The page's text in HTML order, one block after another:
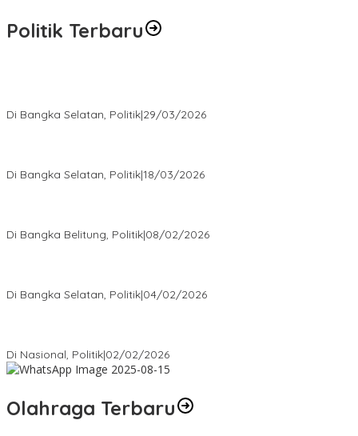
Politik Terbaru
Di Bangka Selatan, Politik|29/03/2026
Di Bangka Selatan, Politik|18/03/2026
Di Bangka Belitung, Politik|08/02/2026
Di Bangka Selatan, Politik|04/02/2026
Di Nasional, Politik|02/02/2026
Olahraga Terbaru